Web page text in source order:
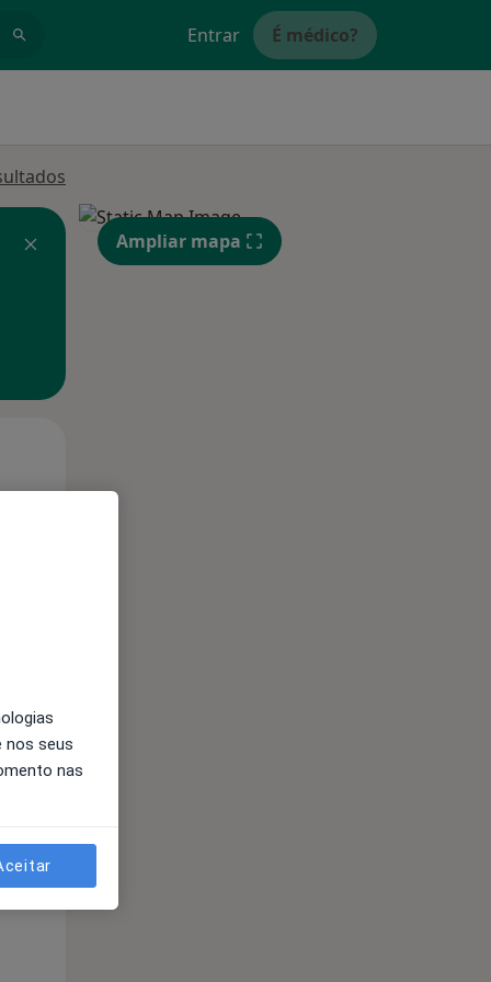
Entrar É médico?
10 Ago
Ampliar mapa
nos seus
nas